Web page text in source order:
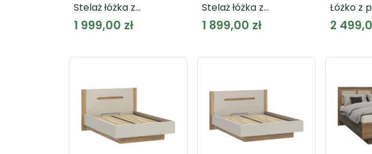
Stelaż łóżka z
podnoszonym
wkładem ILOPPA
1 999,00 zł
Stelaż łóżka z
podnoszonym
wkładem ILOPPA
1 899,00 zł
Łóżko z
wkładem
2